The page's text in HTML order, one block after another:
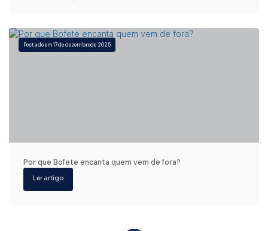
17de dezembrode 2025
Por que Bofete encanta quem vem de fora?